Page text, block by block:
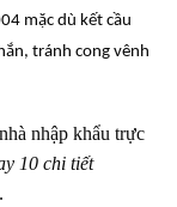
mặc dù kết cầu
tránh cong vênh
nhập khẩu trực
10 chi tiết